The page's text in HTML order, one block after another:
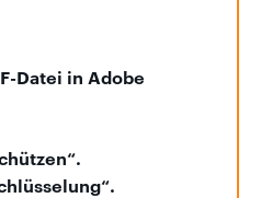
Datei in Adobe